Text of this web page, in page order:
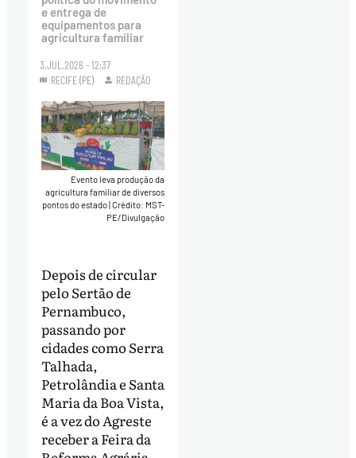
e entrega de
equipamentos para
agricultura familiar
3.JUL.2026 - 12:37
RECIFE (PE)
REDAÇÃO
Evento leva produção da
agricultura familiar de diversos
pontos do estado Crédito: MST-
PE/Divulgação
Depois de circular
pelo Sertão de
Pernambuco,
passando por
cidades como Serra
Talhada,
Petrolândia e Santa
Maria da Boa Vista,
é a vez do Agreste
receber a Feira da